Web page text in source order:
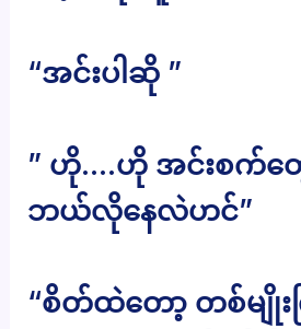
“အင်းပါဆို ”
” ဟို….ဟို အင်းစက်တွ
ဘယ်လိုနေလဲဟင်”
“စိတ်ထဲတော့ တစ်မျိုး